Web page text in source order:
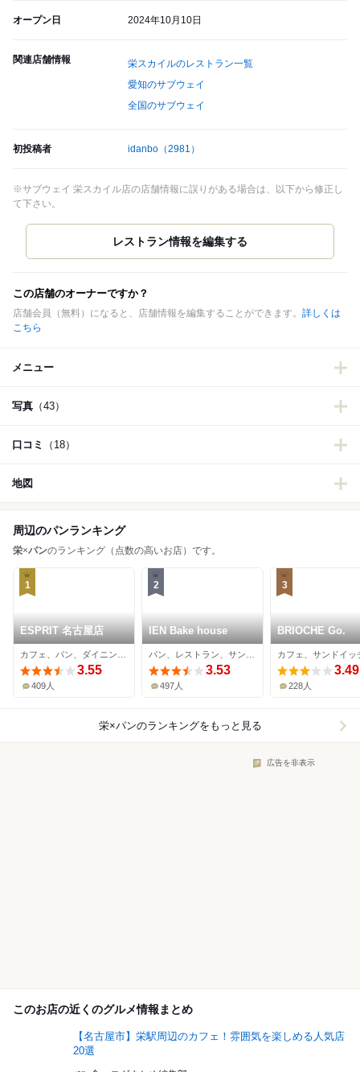
オープン日 2024年10月10日
関連店舗情報
栄スカイルのレストラン一覧
愛知のサブウェイ
全国のサブウェイ
初投稿者 idanbo （2981）
※サブウェイ 栄スカイル店の店舗情報に誤りがある場合は、以下から修正し
て下さい。
この店舗のオーナーですか？
店舗会員（無料）になると、店舗情報を編集することができます。 詳しくは
こちら
メニュー
写真 （43）
口コミ （18）
地図
周辺のパンランキング
栄×パンのランキング（点数の高いお店）です。
1
ESPRIT 名古屋店
3.55
409人
2
IEN Bake house
3.53
497人
3
BRIOCHE Go.
3.49
228人
栄×パンのランキングをもっと見る
広告を非表示
このお店の近くのグルメ情報まとめ
【名古屋市】栄駅周辺のカフェ！雰囲気を楽しめる人気店
20選